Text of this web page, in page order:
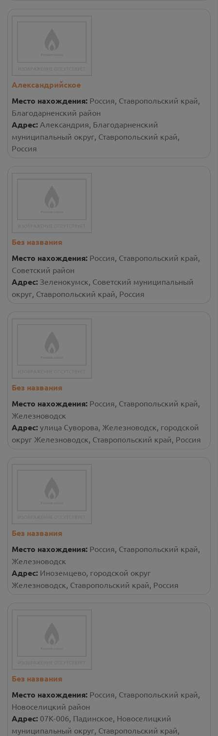
Александрийское
Место нахождения: Россия, Ставропольский край,
Благодарненский район
Адрес: Александрия, Благодарненский
муниципальный округ, Ставропольский край,
Россия
Без названия
Место нахождения: Россия, Ставропольский край,
Советский район
Адрес: Зеленокумск, Советский муниципальный
округ, Ставропольский край, Россия
Без названия
Место нахождения: Россия, Ставропольский край,
Железноводск
Адрес: улица Суворова, Железноводск, городской
округ Железноводск, Ставропольский край, Россия
Без названия
Место нахождения: Россия, Ставропольский край,
Железноводск
Адрес: Иноземцево, городской округ
Железноводск, Ставропольский край, Россия
Без названия
Место нахождения: Россия, Ставропольский край,
Новоселицкий район
Адрес: 07К-006, Падинское, Новоселицкий
муниципальный округ, Ставропольский край,